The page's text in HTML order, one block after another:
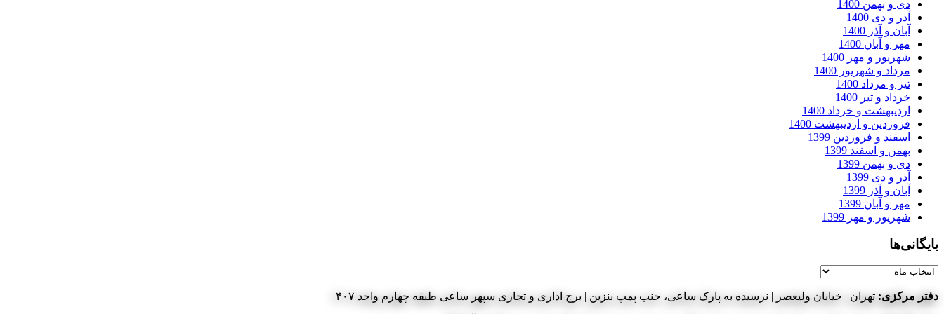
دی و بهمن 1400
آذر و دی 1400
آبان و آذر 1400
مهر و آبان 1400
شهریور و مهر 1400
مرداد و شهریور 1400
تیر و مرداد 1400
خرداد و تیر 1400
اردیبهشت و خرداد 1400
فروردین و اردیبهشت 1400
اسفند و فروردین 1399
بهمن و اسفند 1399
دی و بهمن 1399
آذر و دی 1399
آبان و آذر 1399
مهر و آبان 1399
شهریور و مهر 1399
بایگانی‌ها
بایگانی‌ها
دفتر مرکزی: تهران | خیابان ولیعصر | نرسیده به پارک ساعی، جنب پمپ بنزین | برج اداری و تجاری سپهر ساعی طبقه چهارم واحد ۴۰۷